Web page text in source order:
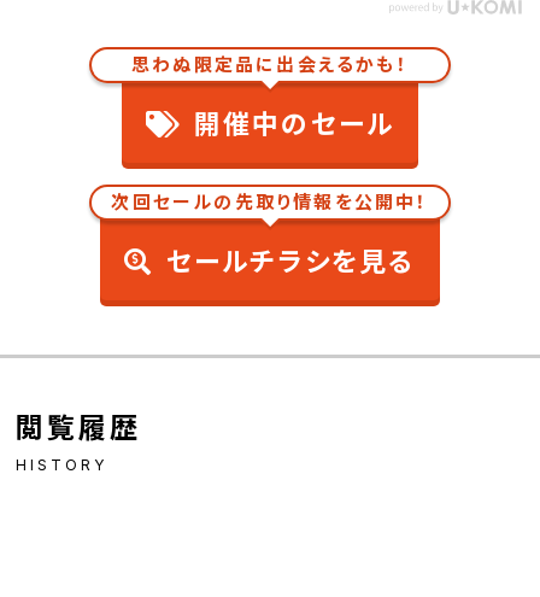
思わぬ限定品に出会えるかも！
開催中のセール
次回セールの先取り情報を公開中！
セールチラシを見る
閲覧履歴
HISTORY